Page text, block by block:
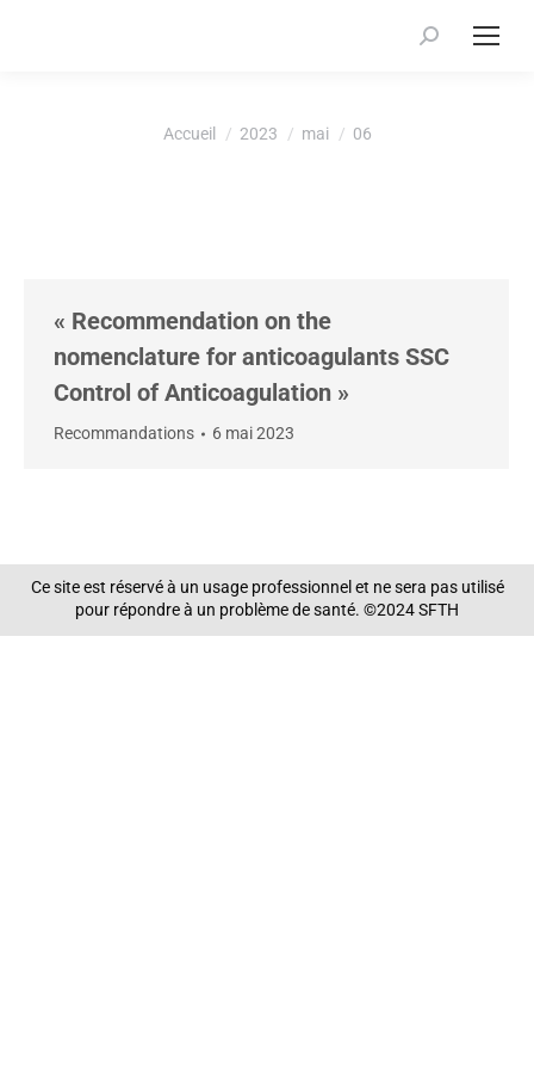
Recherche
Accueil 2023 mai 06
« Recommendation on the
nomenclature for anticoagulants SSC
Control of Anticoagulation »
Recommandations 6 mai 2023
Ce site est réservé à un usage professionnel et ne sera pas utilisé
pour répondre à un problème de santé. ©2024 SFTH